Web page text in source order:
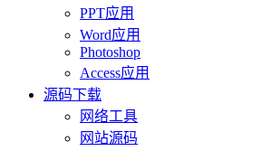
PPT应用
Word应用
Photoshop
Access应用
源码下载
网络工具
网站源码